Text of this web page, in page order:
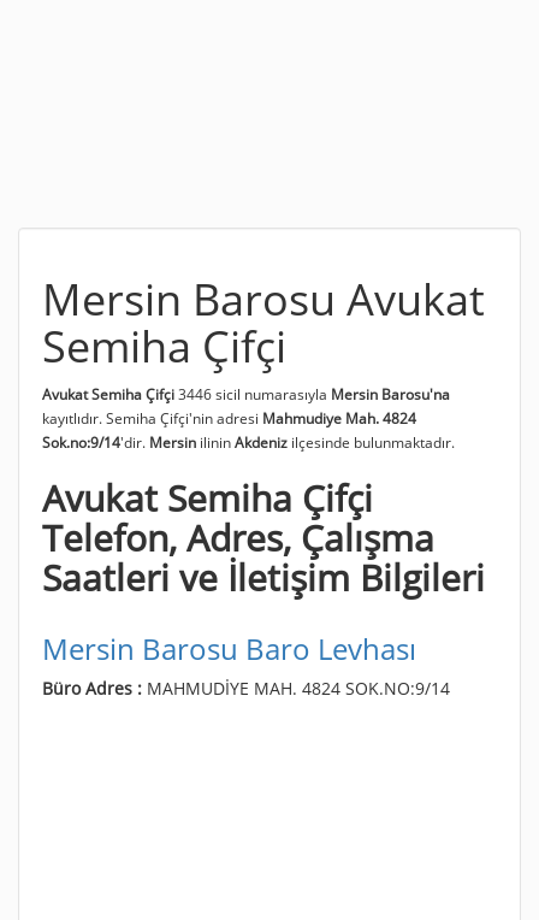
Mersin Barosu Avukat
Semiha Çifçi
Avukat Semiha Çifçi3446 sicil numarasıyla Mersin Barosu'na
kayıtlıdır. Semiha Çifçi'nin adresi Mahmudiye Mah. 4824
Sok.no:9/14'dir. Mersin ilininAkdeniz ilçesinde bulunmaktadır.
Avukat Semiha Çifçi
Telefon, Adres, Çalışma
Saatleri ve İletişim Bilgileri
Mersin Barosu Baro Levhası
Büro Adres : MAHMUDİYE MAH. 4824 SOK.NO:9/14